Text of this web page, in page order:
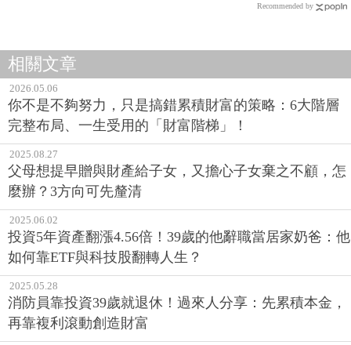
Recommended by
相關文章
2026.05.06
你不是不夠努力，只是搞錯累積財富的策略：6大階層
完整布局、一生受用的「財富階梯」！
2025.08.27
父母想提早贈與財產給子女，又擔心子女棄之不顧，怎
麼辦？3方向可先釐清
2025.06.02
投資5年資產翻漲4.56倍！39歲的他辭職當居家奶爸：他
如何靠ETF與科技股翻轉人生？
2025.05.28
消防員靠投資39歲就退休！過來人分享：先累積本金，
再靠複利滾動創造財富